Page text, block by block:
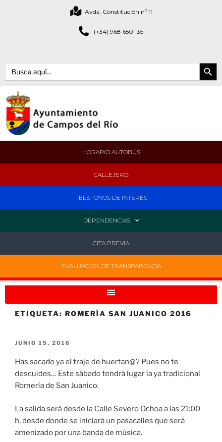
Avda. Constitución nº 11
(+34) 968 650 135
Buscar: Botón de
HORARIO AUTOBÚS
CALLEJERO
TELÉFONOS DE INTERÉS
DEPENDENCIAS
CITA PREVIA
EVALUACIÓN DE TRANSPARENCIA
ETIQUETA: ROMERÍA SAN JUANICO 2016
JUNIO 15, 2016
Has sacado ya el traje de huertan@? Pues no te
descuides… Este sábado tendrá lugar la ya tradicional
Romería de San Juanico.
La salida será desde la Calle Severo Ochoa a las 21:00
h, desde donde se iniciará un pasacalles que será
amenizado por una banda de música.